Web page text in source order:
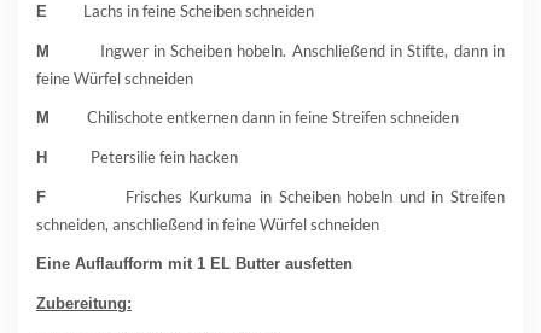
E Lachs in feine Scheiben schneiden
M
Ingwer in Scheiben hobeln. Anschließend in Stifte, dann in
feine Würfel schneiden
M Chilischote entkernen dann in feine Streifen schneiden
H Petersilie fein hacken
F Frisches Kurkuma in Scheiben hobeln und in Streifen
schneiden, anschließend in feine Würfel schneiden
Eine Auflaufform mit 1 EL Butter ausfetten
Zubereitung: